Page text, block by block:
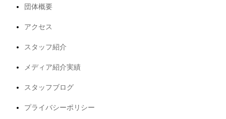
団体概要
アクセス
スタッフ紹介
メディア紹介実績
スタッフブログ
プライバシーポリシー